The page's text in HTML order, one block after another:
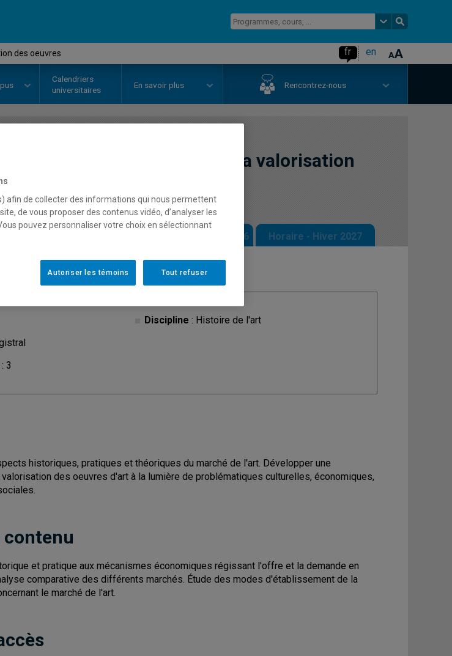
des oeuvres fr en
Calendriers
universitaires
En savoir plus Rencontrez-nous
Le marché de l'art et la valorisation
Horaire - Automne 2026 Horaire - Hiver 2027
: 3
Discipline : Histoire de l'art
historiques, pratiques et théoriques du marché de l'art. Développer une
des oeuvres d'art à la lumière de problématiques culturelles, économiques,
contenu
et pratique aux mécanismes économiques régissant l'offre et la demande en
comparative des différents marchés. Étude des modes d'établissement de la
le marché de l'art.
afin de collecter des informations qui nous permettent
de vous proposer des contenus vidéo, d’analyser les
pouvez personnaliser votre choix en sélectionnant
Tout refuser
Autoriser les témoins